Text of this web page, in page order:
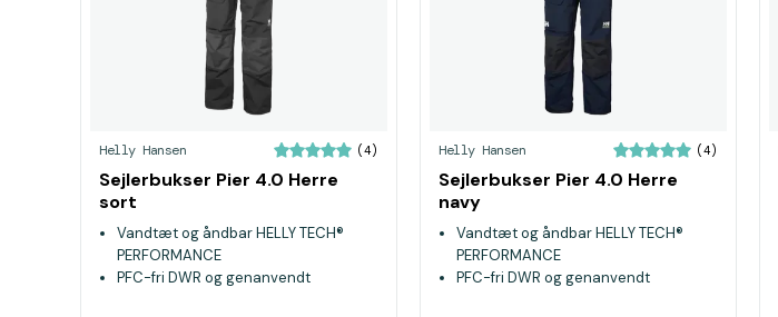
Helly Hansen (4)
Sejlerbukser Pier 4.0 Herre
sort
Vandtæt og åndbar HELLY TECH®
PERFORMANCE
PFC-fri DWR og genanvendt
Helly Hansen (4)
Sejlerbukser Pier 4.0 Herre
navy
Vandtæt og åndbar HELLY TECH®
PERFORMANCE
PFC-fri DWR og genanvendt